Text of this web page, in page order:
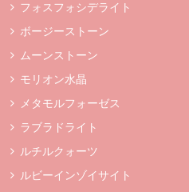
フォスフォシデライト
ボージーストーン
ムーンストーン
モリオン水晶
メタモルフォーゼス
ラブラドライト
ルチルクォーツ
ルビーインゾイサイト